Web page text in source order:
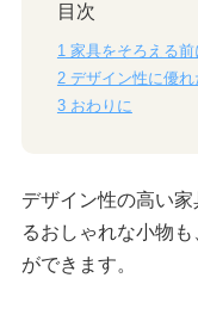
目次
1家具をそろえる前
2デザイン性に優れ
3おわりに
デザイン性の高い
るおしゃれな小物
ができます。